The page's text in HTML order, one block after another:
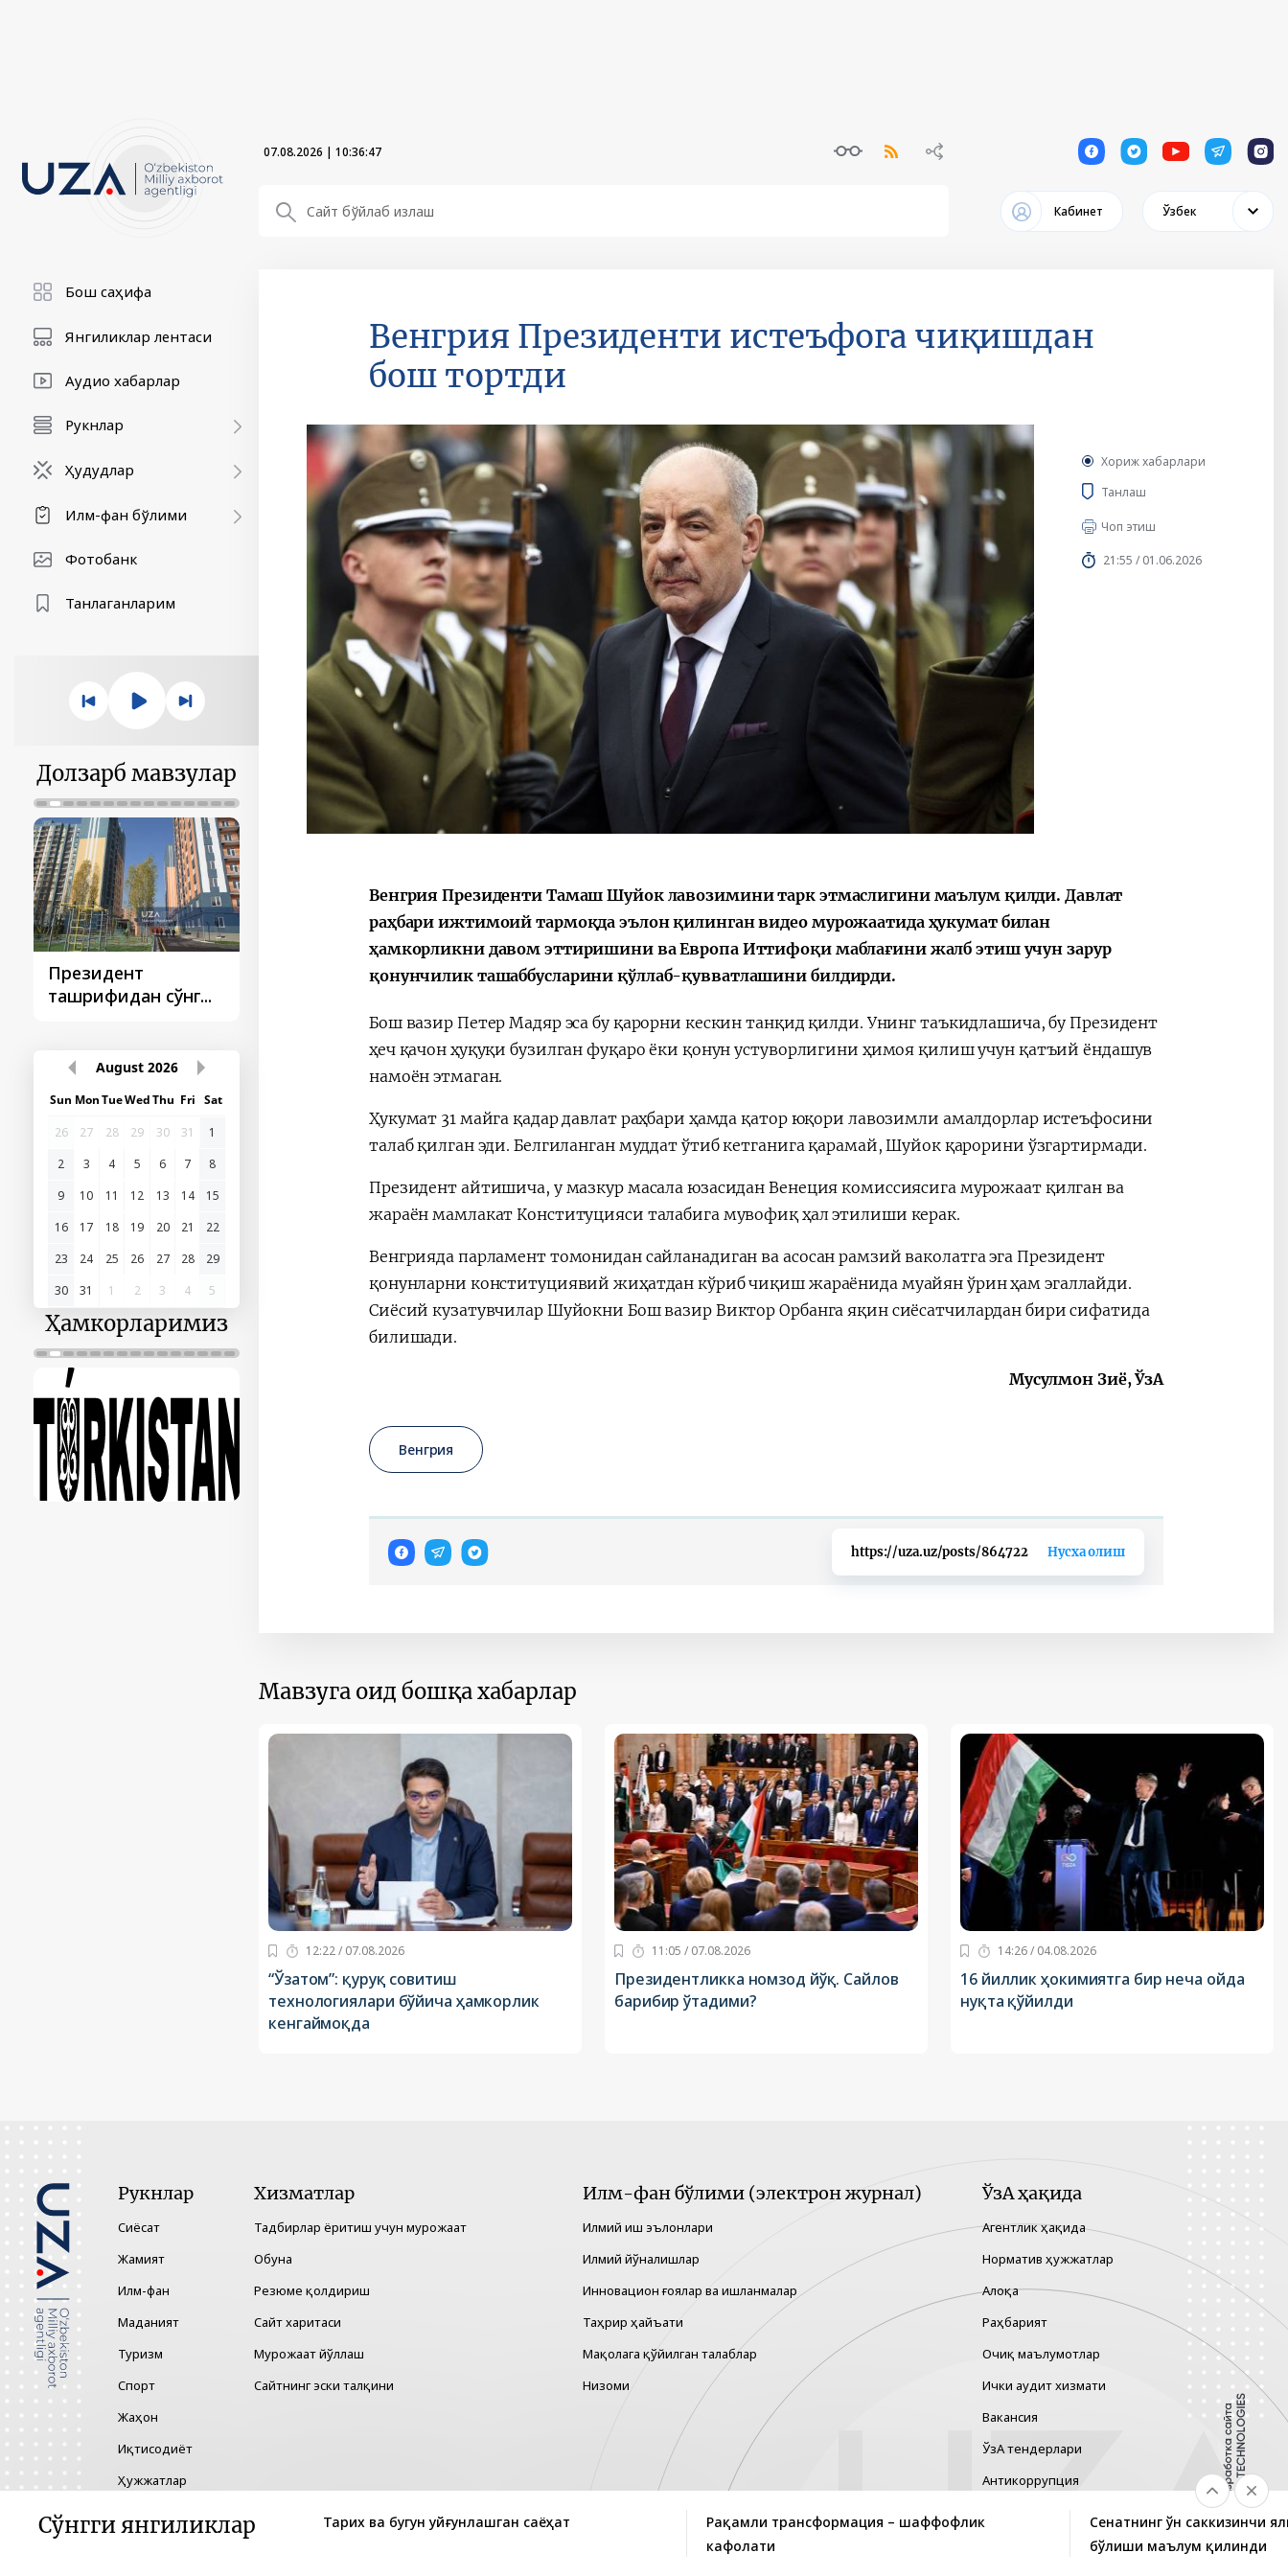
07.08.2026 | 10:36:47 1 1 1 1 1
Кабинет Ўзбек
Бош саҳифа
Янгиликлар лентаси
Аудио хабарлар
Рукнлар
Ҳудудлар
Илм-фан бўлими
Фотобанк
Танлаганларим
Долзарб мавзулар
Президент
ташрифидан сўнг...
Қарор ва ижро
“Ўзбекистон – 2030”
раислигида
ўтказилган
видеоселектор
August 2026
Sun MonTueWedThu Fri Sat
26
27 28 29 30 31
1
2
3 4 5 6 7
8
9
10 11 12 13 14
15
16
17 18 19 20 21
22
23
24 25 26 27 28
29
30
31 1 2 3 4 5
Ҳамкорларимиз
Венгрия Президенти истеъфога чиқишдан
бош тортди
Хориж хабарлари
Танлаш
Чоп этиш
21:55 / 01.06.2026
Венгрия Президенти Тамаш Шуйок лавозимини тарк этмаслигини маълум қилди. Давлат
раҳбари ижтимоий тармоқда эълон қилинган видео мурожаатида ҳукумат билан
ҳамкорликни давом эттиришини ва Европа Иттифоқи маблағини жалб этиш учун зарур
қонунчилик ташаббусларини қўллаб-қувватлашини билдирди.
Бош вазир Петер Мадяр эса бу қарорни кескин танқид қилди. Унинг таъкидлашича, бу Президент
ҳеч қачон ҳуқуқи бузилган фуқаро ёки қонун устуворлигини ҳимоя қилиш учун қатъий ёндашув
намоён этмаган.
Ҳукумат 31 майга қадар давлат раҳбари ҳамда қатор юқори лавозимли амалдорлар истеъфосини
талаб қилган эди. Белгиланган муддат ўтиб кетганига қарамай, Шуйок қарорини ўзгартирмади.
Президент айтишича, у мазкур масала юзасидан Венеция комиссиясига мурожаат қилган ва
жараён мамлакат Конституцияси талабига мувофиқ ҳал этилиши керак.
Венгрияда парламент томонидан сайланадиган ва асосан рамзий ваколатга эга Президент
қонунларни конституциявий жиҳатдан кўриб чиқиш жараёнида муайян ўрин ҳам эгаллайди.
Сиёсий кузатувчилар Шуйокни Бош вазир Виктор Орбанга яқин сиёсатчилардан бири сифатида
билишади.
Мусулмон Зиё, ЎзА
Венгрия
https://uza.uz/posts/864722 Нусха олиш
Мавзуга оид бошқа хабарлар
12:22 / 07.08.2026
“Ўзатом”: қуруқ совитиш
технологиялари бўйича ҳамкорлик
кенгаймоқда
11:05 / 07.08.2026
Президентликка номзод йўқ. Сайлов
барибир ўтадими?
14:26 / 04.08.2026
16 йиллик ҳокимиятга бир неча ойда
нуқта қўйилди
Сўнгги янгиликлар Тарих ва бугун уйғунлашган саёҳат
Рақамли трансформация – шаффофлик
кафолати
Сенатнинг ўн саккизинчи
бўлиши маълум қилинди
Рукнлар
Сиёсат
Жамият
Илм-фан
Маданият
Туризм
Спорт
Жаҳон
Иқтисодиёт
Ҳужжатлар
Хизматлар
Тадбирлар ёритиш учун мурожаат
Обуна
Резюме қолдириш
Сайт харитаси
Мурожаат йўллаш
Сайтнинг эски талқини
Илм-фан бўлими (электрон журнал)
Илмий иш эълонлари
Илмий йўналишлар
Инновацион ғоялар ва ишланмалар
Таҳрир ҳайъати
Мақолага қўйилган талаблар
Низоми
ЎзА ҳақида
Агентлик ҳақида
Норматив ҳужжатлар
Алоқа
Раҳбарият
Очиқ маълумотлар
Ички аудит хизмати
Вакансия
ЎзА тендерлари
Антикоррупция
Гендер тенглик
Хавфларни бошқариш